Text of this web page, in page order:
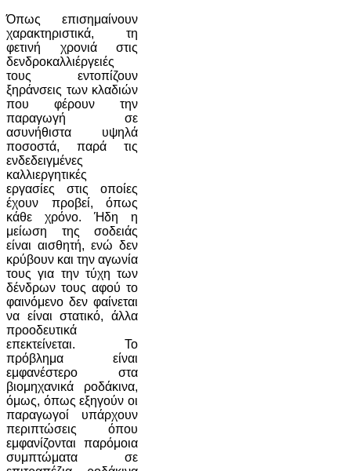
Όπως επισημαίνουν
χαρακτηριστικά, τη
φετινή χρονιά στις
δενδροκαλλιέργειές
τους εντοπίζουν
ξηράνσεις των κλαδιών
που φέρουν την
παραγωγή σε
ασυνήθιστα υψηλά
ποσοστά, παρά τις
ενδεδειγμένες
καλλιεργητικές
εργασίες στις οποίες
έχουν προβεί, όπως
κάθε χρόνο. Ήδη η
μείωση της σοδειάς
είναι αισθητή, ενώ δεν
κρύβουν και την αγωνία
τους για την τύχη των
δένδρων τους αφού το
φαινόμενο δεν φαίνεται
να είναι στατικό, άλλα
προοδευτικά
επεκτείνεται. Το
πρόβλημα είναι
εμφανέστερο στα
βιομηχανικά ροδάκινα,
όμως, όπως εξηγούν οι
παραγωγοί υπάρχουν
περιπτώσεις όπου
εμφανίζονται παρόμοια
συμπτώματα σε